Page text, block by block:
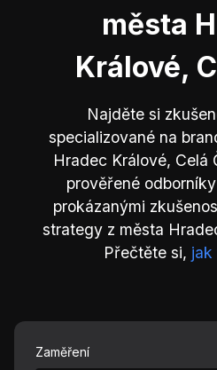
města
Králové,
Najděte si
specializované na
Hradec Králové, Celá
prověřené
prokázanými
strategy z města
Přečtěte si, jak
Zaměření